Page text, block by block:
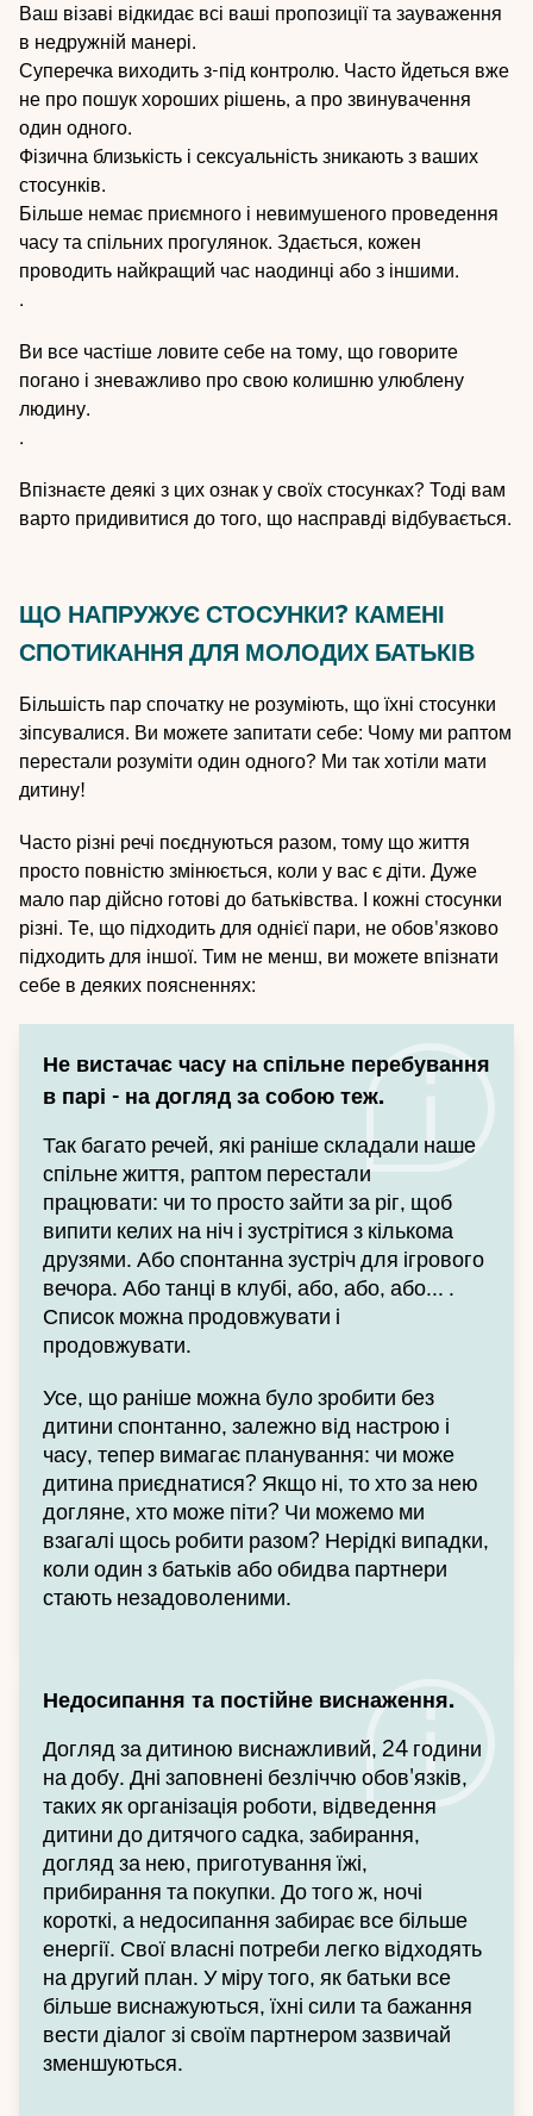
Ваш візаві відкидає всі ваші пропозиції та зауваження
в недружній манері.
Суперечка виходить з-під контролю. Часто йдеться вже
не про пошук хороших рішень, а про звинувачення
один одного.
Фізична близькість і сексуальність зникають з ваших
стосунків.
Більше немає приємного і невимушеного проведення
часу та спільних прогулянок. Здається, кожен
проводить найкращий час наодинці або з іншими.
.
Ви все частіше ловите себе на тому, що говорите
погано і зневажливо про свою колишню улюблену
людину.
.
Впізнаєте деякі з цих ознак у своїх стосунках? Тоді вам
варто придивитися до того, що насправді відбувається.
ЩО НАПРУЖУЄ СТОСУНКИ? КАМЕНІ
СПОТИКАННЯ ДЛЯ МОЛОДИХ БАТЬКІВ
Більшість пар спочатку не розуміють, що їхні стосунки
зіпсувалися. Ви можете запитати себе: Чому ми раптом
перестали розуміти один одного? Ми так хотіли мати
дитину!
Часто різні речі поєднуються разом, тому що життя
просто повністю змінюється, коли у вас є діти. Дуже
мало пар дійсно готові до батьківства. І кожні стосунки
різні. Те, що підходить для однієї пари, не обов'язково
підходить для іншої. Тим не менш, ви можете впізнати
себе в деяких поясненнях:
Не вистачає часу на спільне перебування
в парі - на догляд за собою теж.
Так багато речей, які раніше складали наше
спільне життя, раптом перестали
працювати: чи то просто зайти за ріг, щоб
випити келих на ніч і зустрітися з кількома
друзями. Або спонтанна зустріч для ігрового
вечора. Або танці в клубі, або, або, або... .
Список можна продовжувати і
продовжувати.
Усе, що раніше можна було зробити без
дитини спонтанно, залежно від настрою і
часу, тепер вимагає планування: чи може
дитина приєднатися? Якщо ні, то хто за нею
догляне, хто може піти? Чи можемо ми
взагалі щось робити разом? Нерідкі випадки,
коли один з батьків або обидва партнери
стають незадоволеними.
Недосипання та постійне виснаження.
Догляд за дитиною виснажливий, 24 години
на добу. Дні заповнені безліччю обов'язків,
таких як організація роботи, відведення
дитини до дитячого садка, забирання,
догляд за нею, приготування їжі,
прибирання та покупки. До того ж, ночі
короткі, а недосипання забирає все більше
енергії. Свої власні потреби легко відходять
на другий план. У міру того, як батьки все
більше виснажуються, їхні сили та бажання
вести діалог зі своїм партнером зазвичай
зменшуються.